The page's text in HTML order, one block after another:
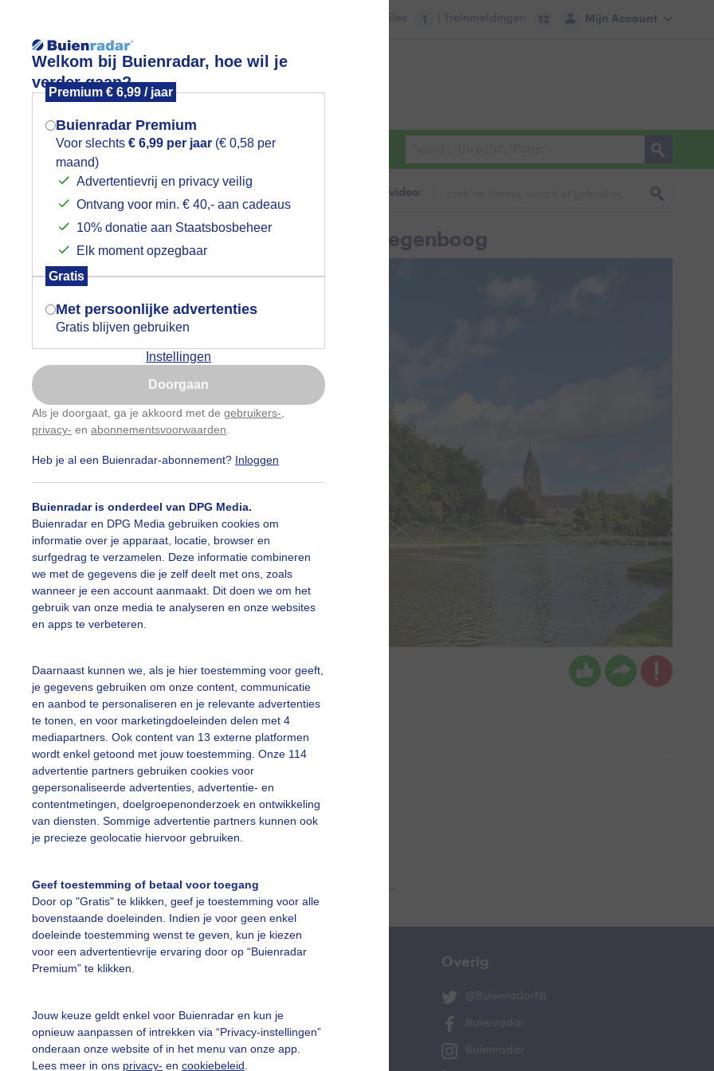
Welkom bij Buienradar, hoe wil je
verder gaan?
Premium € 6,99 / jaar
Buienradar Premium
Voor slechts € 6,99 per jaar (€ 0,58 per
maand)
Advertentievrij en privacy veilig
Ontvang voor min. € 40,- aan cadeaus
10% donatie aan Staatsbosbeheer
Elk moment opzegbaar
Gratis
Met persoonlijke advertenties
Gratis blijven gebruiken
Instellingen
Doorgaan
Als je doorgaat, ga je akkoord met de gebruikers-
privacy- en abonnementsvoorwaarden
Heb je al een Buienradar-abonnement? Inloggen
Buienradar is onderdeel van DPG Media.
Buienradar en DPG Media gebruiken cookies om
informatie over je apparaat, locatie, browser en
surfgedrag te verzamelen. Deze informatie combineren
we met de gegevens die je zelf deelt met ons, zoals
wanneer je een account aanmaakt. Dit doen we om het
gebruik van onze media te analyseren en onze websites
en apps te verbeteren.
Daarnaast kunnen we, als je hier toestemming voor geeft,
je gegevens gebruiken om onze content, communicatie
en aanbod te personaliseren en je relevante advertenties
te tonen, en voor marketingdoeleinden delen met 4
mediapartners. Ook content van 13 externe platformen
wordt enkel getoond met jouw toestemming. Onze 114
advertentie partners gebruiken cookies voor
gepersonaliseerde advertenties, advertentie- en
contentmetingen, doelgroepenonderzoek en ontwikkeling
van diensten. Sommige advertentie partners kunnen ook
je precieze geolocatie hiervoor gebruiken.
Geef toestemming of betaal voor toegang
Door op "Gratis" te klikken, geef je toestemming voor alle
bovenstaande doeleinden. Indien je voor geen enkel
doeleinde toestemming wenst te geven, kun je kiezen
voor een advertentievrije ervaring door op “Buienradar
Premium” te klikken.
Jouw keuze geldt enkel voor Buienradar en kun je
opnieuw aanpassen of intrekken via “Privacy-instellingen”
onderaan onze website of in het menu van onze app.
Lees meer in ons privacy- en cookiebeleid
Mijn Account
Files 1 | Treinmeldingen 12
Foto en video Weerzine
Zoeken in foto & video:
met zon, fonteinen en een beregenboog
Jolanda Pelkmans Gemaakt: 12-09-2025, 67x bekeken
Zon Wolken
slideshow
Een moment geduld aub...
vragen
Mijn weer Overig
@BuienradarNL
Buienradar
Buienradar
Mogen we je locatie gebruiken voor
het weer?
Indien je hier nog geen akkoord op hebt
gegeven, verschijnt er zo een pop-up uit
je browser waarin deze toestemming
gevraagd wordt.
Is goed, toon de popup
Nu niet, misschien later
Gebruik je Safari en wil je niet elke dag deze pop-up
Klikhierom dit aan te passen